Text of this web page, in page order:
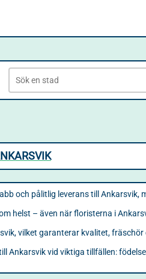
och pålitlig leverans till Ankarsvik,
helst – även när floristerna i
vilket garanterar kvalitet,
Ankarsvik vid viktiga tillfällen: